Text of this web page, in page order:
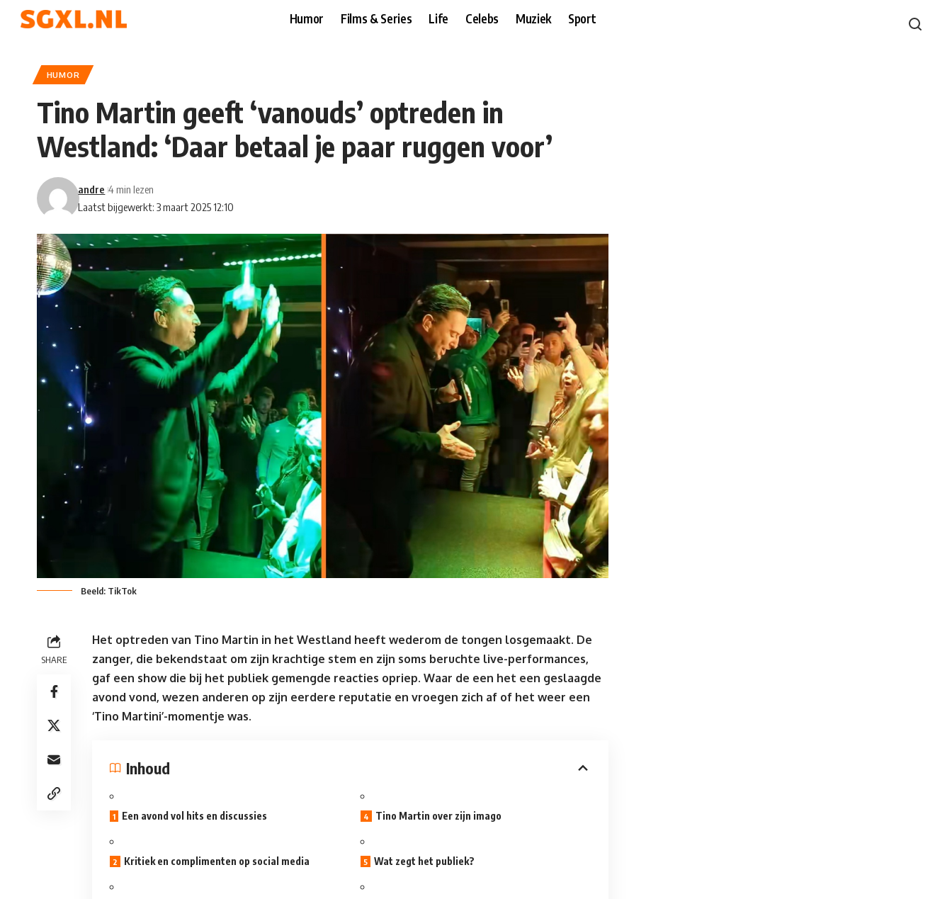
Humor Films & Series Life Celebs Muziek Sport
HUMOR
Tino Martin geeft ‘vanouds’ optreden in
Westland: ‘Daar betaal je paar ruggen voor’
Laatst bijgewerkt: 3 maart 2025 12:10
andre 4 min lezen
Beeld: TikTok
SHARE
Het optreden van Tino Martin in het Westland heeft wederom de tongen losgemaakt. De
zanger, die bekendstaat om zijn krachtige stem en zijn soms beruchte live-performances,
gaf een show die bij het publiek gemengde reacties opriep. Waar de een het een geslaagde
avond vond, wezen anderen op zijn eerdere reputatie en vroegen zich af of het weer een
‘Tino Martini’-momentje was.
Inhoud
Een avond vol hits en discussies
Kritiek en complimenten op social media
Tino Martin over zijn imago
Wat zegt het publiek?